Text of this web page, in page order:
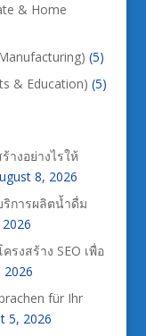
& Home
(5)
& Education) (5)
างอย่างไรให้
8, 2026
การผลิตน้ำดื่ม
งสร้าง SEO เพื่อ
2026
für Ihr
5, 2026